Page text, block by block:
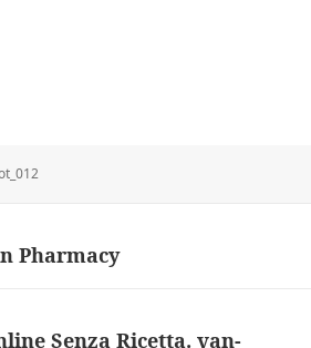
Pharmacy
Senza Ricetta. van-